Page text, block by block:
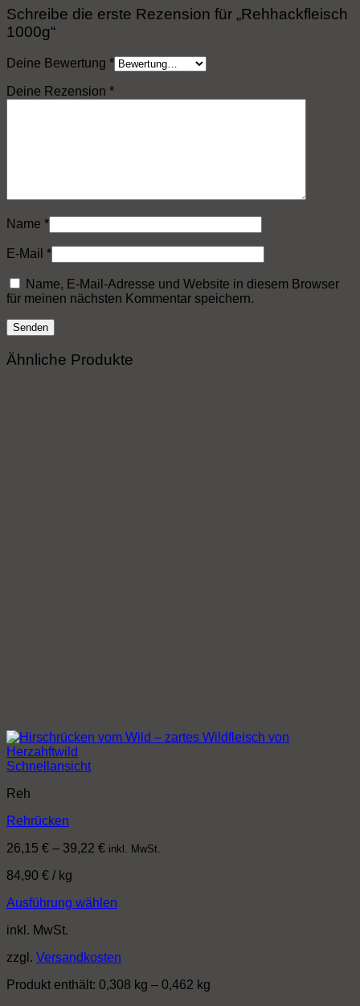
Schreibe die erste Rezension für „Rehhackfleisch
1000g“
Deine Bewertung *
Deine Rezension *
Name *
E-Mail *
Name, E-Mail-Adresse und Website in diesem Browser
für meinen nächsten Kommentar speichern.
Ähnliche Produkte
Schnellansicht
Reh
Rehrücken
26,15 € – 39,22 € inkl. MwSt.
84,90 € / kg
Ausführung wählen
Produkt
mehrere
auf.
inkl. MwSt.
zzgl. Versandkosten
Produkt enthält: 0,308 kg – 0,462 kg